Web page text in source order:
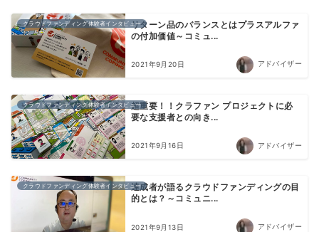
クラウドファンディング体験者インタビューリターン品のバランスとはプラスアルファ
の付加価値～コミュ...
2021年9月20日 アドバイザー
クラウドファンディング体験者インタビュー超重要！！クラファン プロジェクトに必
要な支援者との向き...
2021年9月16日 アドバイザー
クラウドファンディング体験者インタビュー達成者が語るクラウドファンディングの目
的とは？～コミュニ...
2021年9月13日 アドバイザー